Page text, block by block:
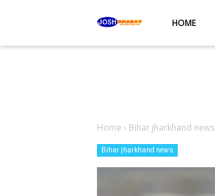
HOME
Home › Bihar jharkhand news
Bihar jharkhand news